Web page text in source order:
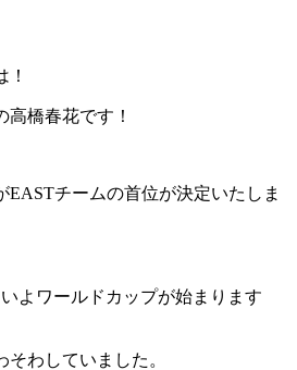
橋春花です！
EASTチームの首位が決定いたしま
よワールドカップが始まります
そわしていました。